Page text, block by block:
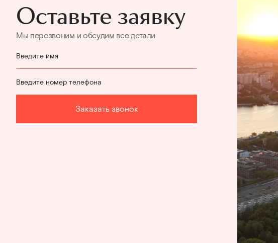
Оставьте заявку
Мы перезвоним и обсудим все детали
Введите имя
Введите номер телефона
Заказать звонок